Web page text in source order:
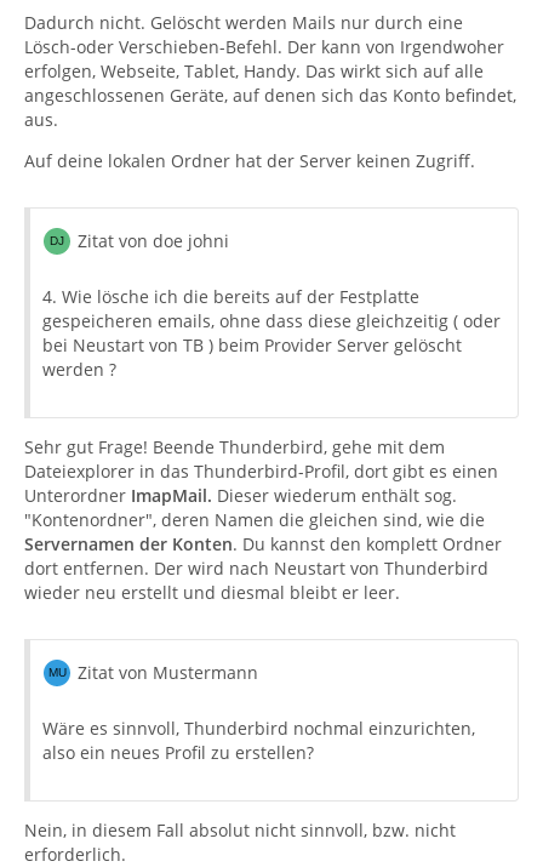
Dadurch nicht. Gelöscht werden Mails nur durch eine
Lösch-oder Verschieben-Befehl. Der kann von Irgendwoher
erfolgen, Webseite, Tablet, Handy. Das wirkt sich auf alle
angeschlossenen Geräte, auf denen sich das Konto befindet,
aus.
Auf deine lokalen Ordner hat der Server keinen Zugriff.
Zitat von doe johni
4. Wie lösche ich die bereits auf der Festplatte
gespeicheren emails, ohne dass diese gleichzeitig ( oder
bei Neustart von TB ) beim Provider Server gelöscht
werden ?
Sehr gut Frage! Beende Thunderbird, gehe mit dem
Dateiexplorer in das Thunderbird-Profil, dort gibt es einen
Unterordner ImapMail. Dieser wiederum enthält sog.
"Kontenordner", deren Namen die gleichen sind, wie die
Servernamen der Konten. Du kannst den komplett Ordner
dort entfernen. Der wird nach Neustart von Thunderbird
wieder neu erstellt und diesmal bleibt er leer.
Zitat von Mustermann
Wäre es sinnvoll, Thunderbird nochmal einzurichten,
also ein neues Profil zu erstellen?
Nein, in diesem Fall absolut nicht sinnvoll, bzw. nicht
erforderlich.